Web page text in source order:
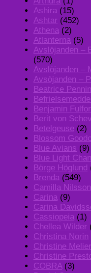
Ashira (15)
Ashtar (452)
Athena (2)
Atlanterna (5)
Avslöjanden –
(570)
Avslöjanden –
Avsöjanden –
Beatrice
Benjamin
Berit von
Betelgeuse (2)
Blossom
Blue Avians (9)
Blue Light
Börge Höglund
Brenda (549)
Camilla Nilsson
Carina (9)
Carina
Cassiopeia (1)
Chellea Wilder
Christina Norin
Christine
Christine
COBRA(3)